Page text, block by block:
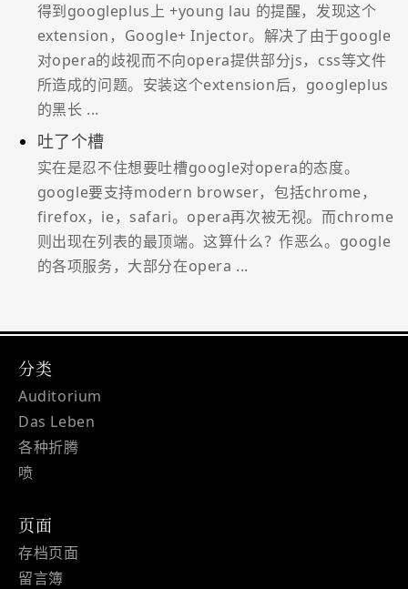
得到googleplus上 +young lau 的提醒，发现这个
extension，Google+ Injector。解决了由于google
对opera的歧视而不向opera提供部分js，css等文件
所造成的问题。安装这个extension后，googleplus
的黑长 ...
吐了个槽
实在是忍不住想要吐槽google对opera的态度。
google要支持modern browser，包括chrome，
firefox，ie，safari。opera再次被无视。而chrome
则出现在列表的最顶端。这算什么？作恶么。google
的各项服务，大部分在opera ...
分类
Auditorium
Das Leben
各种折腾
喷
页面
存档页面
留言簿